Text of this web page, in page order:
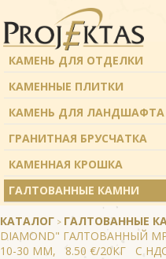
КАМЕНЬ ДЛЯ ОТДЕЛКИ
КАМЕННЫЕ ПЛИТКИ
КАМЕНЬ ДЛЯ ЛАНДШАФТА
ГРАНИТНАЯ БРУСЧАТКА
КАМЕННАЯ КРОШКА
ГАЛТОВАННЫЕ КАМНИ
КАТАЛОГ > ГАЛТОВАННЫЕ
DIAMOND" ГАЛТОВАННЫЙ
10-30 ММ, 8.50 €/20КГ С